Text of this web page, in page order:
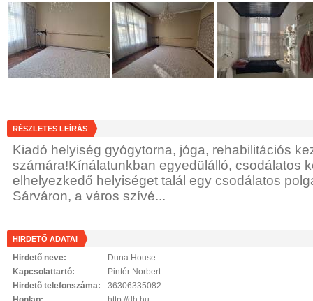
RÉSZLETES LEÍRÁS
Kiadó helyiség gyógytorna, jóga, rehabilitációs
számára!Kínálatunkban egyedülálló, csodálatos
elhelyezkedő helyiséget talál egy csodálatos
Sárváron, a város szívé...
HIRDETŐ ADATAI
Hirdető neve:
Duna House
Kapcsolattartó:
Pintér Norbert
Hirdető telefonszáma:
36306335082